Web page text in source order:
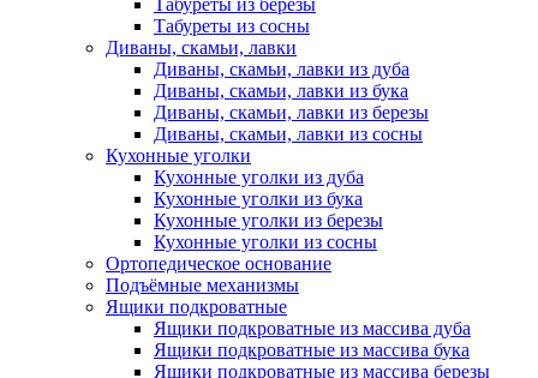
Табуреты из березы
Табуреты из сосны
Диваны, скамьи, лавки
Диваны, скамьи, лавки из дуба
Диваны, скамьи, лавки из бука
Диваны, скамьи, лавки из березы
Диваны, скамьи, лавки из сосны
Кухонные уголки
Кухонные уголки из дуба
Кухонные уголки из бука
Кухонные уголки из березы
Кухонные уголки из сосны
Ортопедическое основание
Подъёмные механизмы
Ящики подкроватные
Ящики подкроватные из массива дуба
Ящики подкроватные из массива бука
Ящики подкроватные из массива березы